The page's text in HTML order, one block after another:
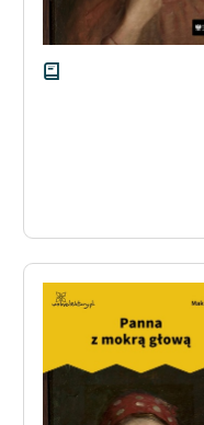
Regulamin biblioteki
Dane fundacji i
sprawozdania finansowe
Regulamin darowizn